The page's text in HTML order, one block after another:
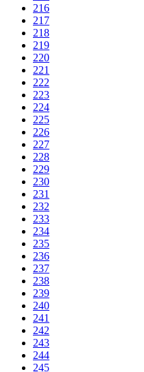
216
217
218
219
220
221
222
223
224
225
226
227
228
229
230
231
232
233
234
235
236
237
238
239
240
241
242
243
244
245